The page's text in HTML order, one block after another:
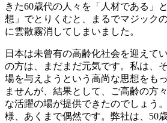
きた60歳代の人々を「人材である」
想」でとりくむと、まるでマジック
に雲散霧消してしまいました。
日本は未曾有の高齢化社会を迎えて
の方は、まだまだ元気です。私は、
場を与えようという高尚な思想をも
ませんが、結果として、ご高齢の方
な活躍の場が提供できたのでしょう
様、あくまで偶然です。弊社は、50